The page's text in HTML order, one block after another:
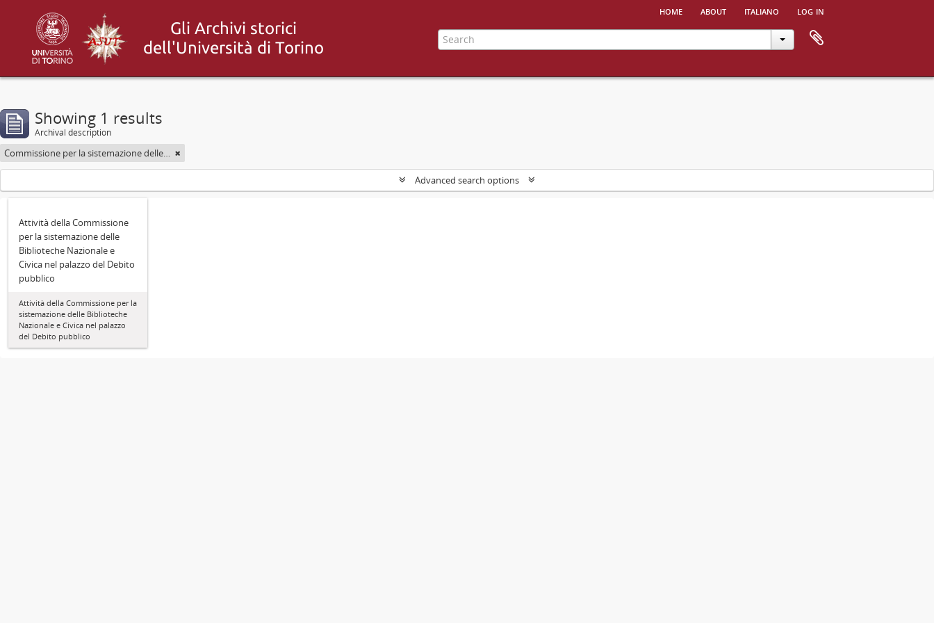
home about italiano log in
Showing 1 results
Archival description
Commissione per la sistemazione delle Biblioteche Nazionale e Civica di Torino nel palazzo del Debito pubblico
Advanced search options
Attività della Commissione
per la sistemazione delle
Biblioteche Nazionale e
Civica nel palazzo del Debito
pubblico
Attività della Commissione per la
sistemazione delle Biblioteche
Nazionale e Civica nel palazzo
del Debito pubblico